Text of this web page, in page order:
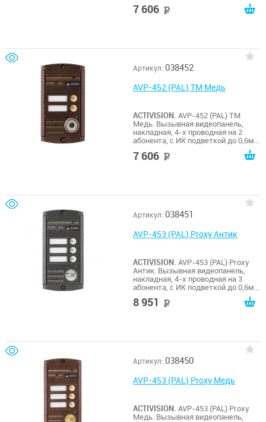
обзора 75 (гор.) 55 (верт.). Рабочий
7 606
Артикул: 038452
AVP-452 (PAL) ТМ Медь
ACTIVISION. AVP-452 (PAL) ТМ
Медь. Вызывная видеопанель,
накладная, 4-х проводная на 2
абонента, с ИК подветкой до 0,6м,
обзора 75 (гор.) 55 (верт.). Рабочий
7 606
Артикул: 038451
AVP-453 (PAL) Proxy Антик
ACTIVISION. AVP-453 (PAL) Proxy
Антик. Вызывная видеопанель,
накладная, 4-х проводная на 3
абонента, с ИК подветкой до 0,6м,
обзора 75 (гор.) 55 (верт.). Рабочий
8 951
Артикул: 038450
AVP-453 (PAL) Proxy Медь
ACTIVISION. AVP-453 (PAL) Proxy
Медь. Вызывная видеопанель,